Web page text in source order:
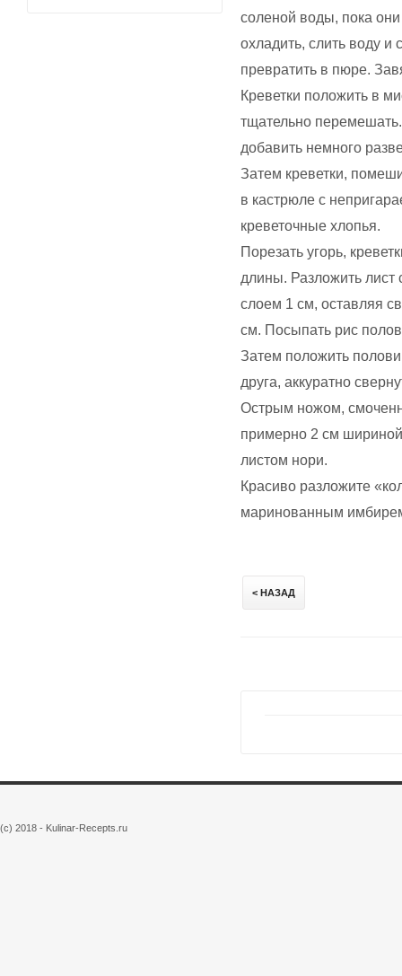
соленой воды, пока они
охладить, слить воду
превратить в пюре.
Креветки положить в
тщательно
добавить немного
Затем креветки,
в кастрюле с
креветочные хлопья.
Порезать угорь,
длины. Разложить
слоем 1 см, оставляя
см. Посыпать рис
Затем положить
друга, аккуратно
Острым ножом,
примерно 2 см
листом нори.
Красиво разложите
маринованным
< НАЗАД
(c) 2018 - Kulinar-Recepts.ru